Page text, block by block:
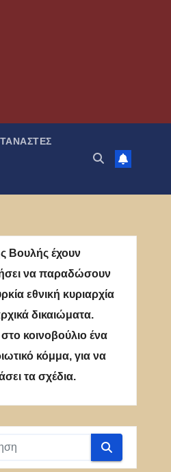
Βουλής έχουν
να παραδώσουν
εθνική κυριαρχία
δικαιώματα.
κοινοβούλιο ένα
κόμμα, για να
τα σχέδια.